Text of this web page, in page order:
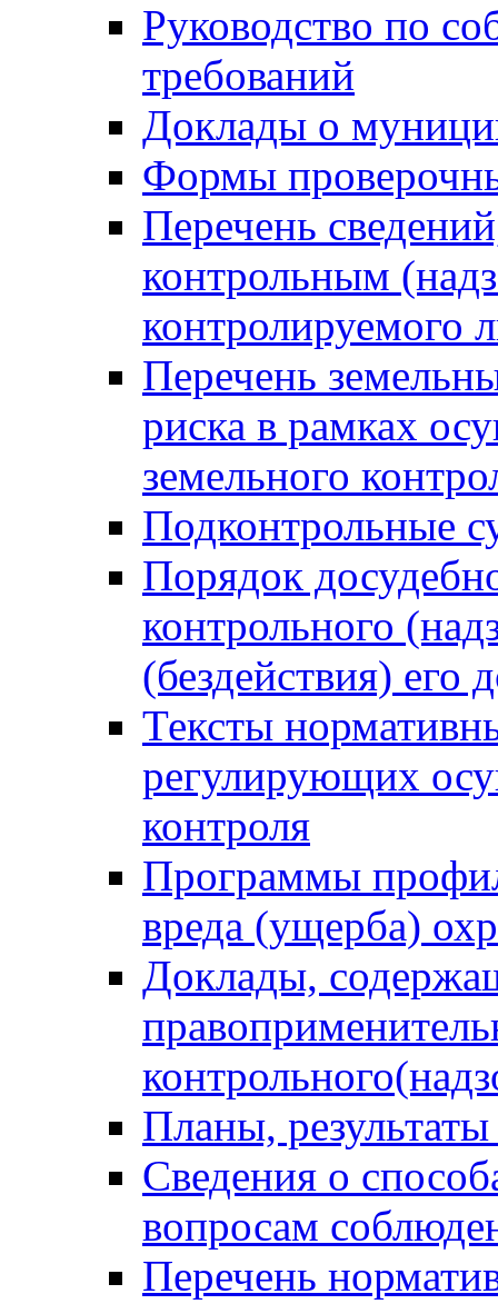
Руководство по
требований
Доклады о
Формы
Перечень
контрольным
контролируемого
Перечень
риска в рамках
земельного
Подконтрольные
Порядок
контрольного
(бездействия)
Тексты
регулирующих
контроля
Программы
вреда (ущерба)
Доклады,
Планы,
Сведения о
вопросам
Перечень